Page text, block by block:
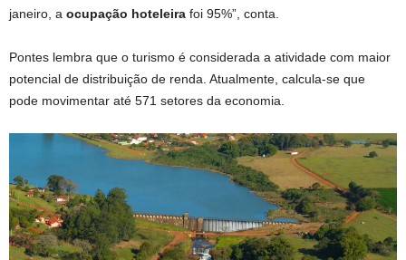
janeiro, a ocupação hoteleira foi 95%”, conta.
Pontes lembra que o turismo é considerada a atividade com maior
potencial de distribuição de renda. Atualmente, calcula-se que
pode movimentar até 571 setores da economia.